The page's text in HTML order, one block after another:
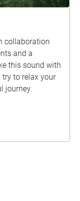
collaboration
and a
this sound with
to relax your
journey.